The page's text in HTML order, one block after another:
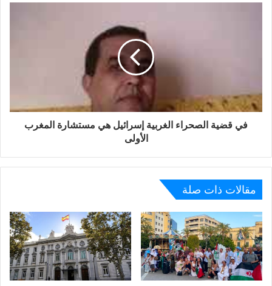
في قضية الصحراء الغربية إسرائيل هي مستشارة المغرب
الأولى
مقالات ذات صلة